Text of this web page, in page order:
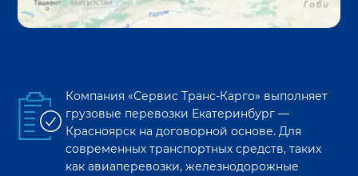
Компания «Сервис Транс-Карго» выполняет
грузовые перевозки Екатеринбург —
Красноярск на договорной основе. Для
современных транспортных средств, таких
как авиаперевозки, железнодорожные